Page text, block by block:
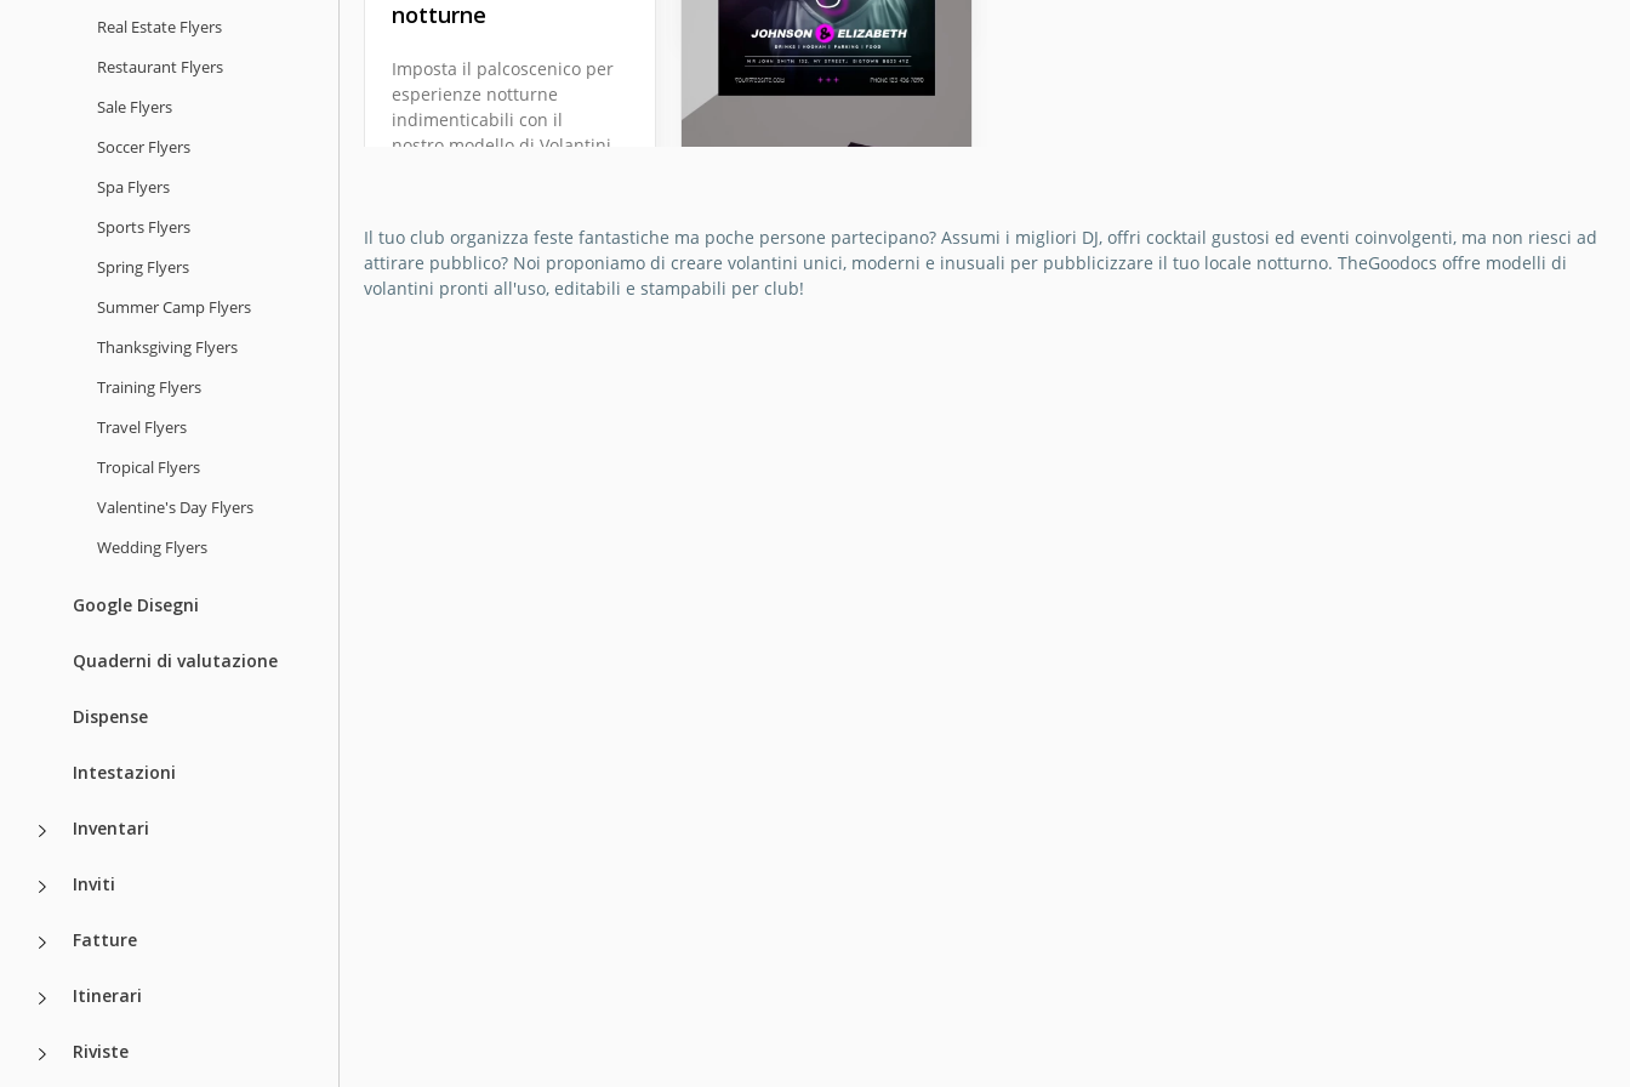
Real Estate Flyers
Restaurant Flyers
Sale Flyers
Soccer Flyers
Spa Flyers
Sports Flyers
Spring Flyers
Summer Camp Flyers
Thanksgiving Flyers
Training Flyers
Travel Flyers
Tropical Flyers
Valentine's Day Flyers
Wedding Flyers
Google Disegni
Quaderni di valutazione
Dispense
Intestazioni
Inventari
Inviti
Fatture
Itinerari
Riviste
volantino per
Google Slides
notturne
Imposta il palcoscenico per
esperienze notturne
indimenticabili con il
nostro modello di Volantini
Il tuo club organizza feste fantastiche ma poche persone partecipano? Assumi i migliori DJ, offri cocktail gustosi ed eventi coinvolgenti, ma non riesci ad
attirare pubblico? Noi proponiamo di creare volantini unici, moderni e inusuali per pubblicizzare il tuo locale notturno. TheGoodocs offre modelli di
volantini pronti all'uso, editabili e stampabili per club!